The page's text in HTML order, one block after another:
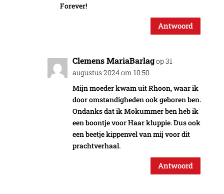
Forever!
Antwoord
Clemens MariaBarlagop 31
augustus 2024 om 10:50
Mijn moeder kwam uit Rhoon, waar ik
door omstandigheden ook geboren ben.
Ondanks dat ik Mokummer ben heb ik
een boontje voor Haar kluppie. Dus ook
een beetje kippenvel van mij voor dit
prachtverhaal.
Antwoord